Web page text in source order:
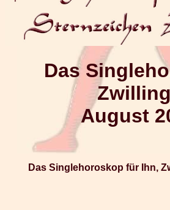
Das
August
Das Singlehoroskop für Ihn,